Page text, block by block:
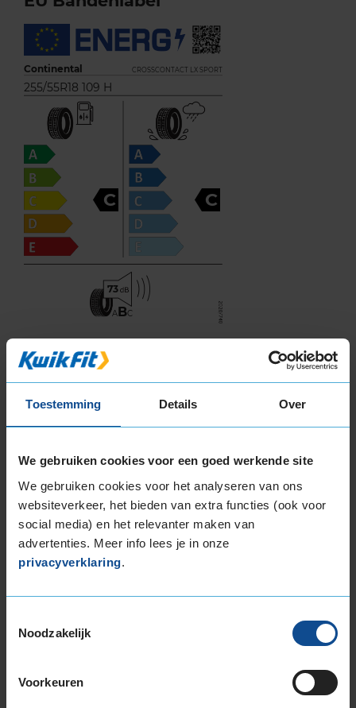
Toestemming Details Over
We gebruiken cookies voor een goed werkende site
We gebruiken cookies voor het analyseren van ons
websiteverkeer, het bieden van extra functies (ook voor
social media) en het relevanter maken van
advertenties. Meer info lees je in onze
privacyverklaring.
Noodzakelijk
Voorkeuren
Continental CROSSCONTACT LX SPORT
255/55R18 109 H
C C
73
ABC
Deze band is beoordeeld met het EU
brandstofefficiëntie-label C, wat overeen komt
met een goede brandstofefficiëntie.
gewaardeerd met een C-label, wat betekent dat
deze band goede grip heeft bij natte
weersomstandigheden.
De band heeft een extern rolgeluid van 73 dB
met B-notering, wat betekent dat deze band
bandenlabel van deze band, klik dan